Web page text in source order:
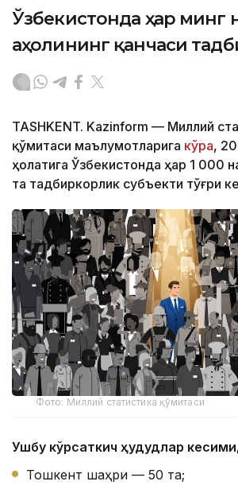
Ўзбекистонда ҳар минг
аҳолининг қанчаси
TASHKENT. Kazinform — Миллий
қўмитаси маълумотларига кўра,
ҳолатига Ўзбекистонда ҳар 1 000
та тадбиркорлик субъекти тўғри
Фото: Миллий статистика қўмитаси
Ушбу кўрсаткич ҳудудлар
Тошкент шаҳри — 50 та;